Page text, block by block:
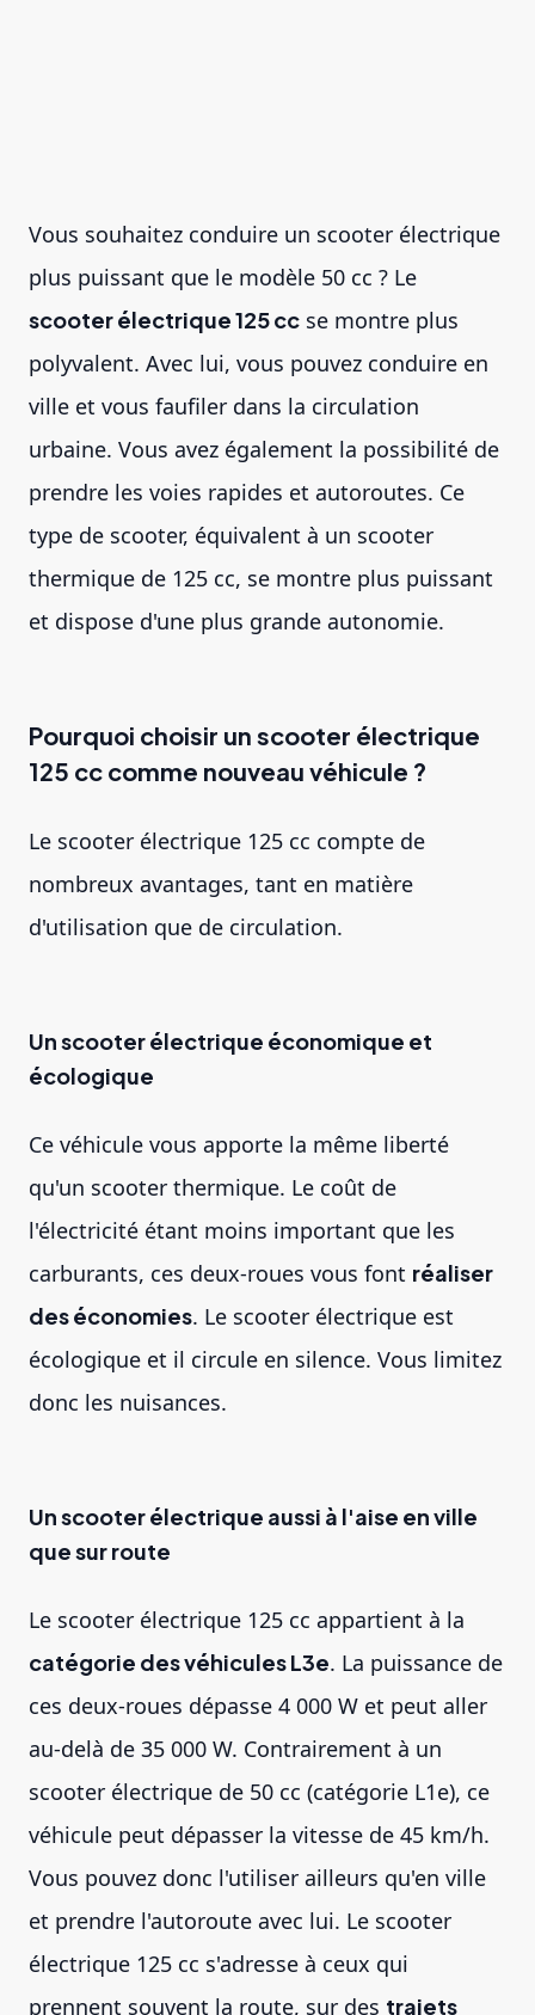
Vous souhaitez conduire un scooter électrique
plus puissant que le modèle 50 cc ? Le
scooter électrique 125 cc se montre plus
polyvalent. Avec lui, vous pouvez conduire en
ville et vous faufiler dans la circulation
urbaine. Vous avez également la possibilité de
prendre les voies rapides et autoroutes. Ce
type de scooter, équivalent à un scooter
thermique de 125 cc, se montre plus puissant
et dispose d'une plus grande autonomie.
Pourquoi choisir un scooter électrique
125 cc comme nouveau véhicule ?
Le scooter électrique 125 cc compte de
nombreux avantages, tant en matière
d'utilisation que de circulation.
Un scooter électrique économique et
écologique
Ce véhicule vous apporte la même liberté
qu'un scooter thermique. Le coût de
l'électricité étant moins important que les
carburants, ces deux-roues vous font réaliser
des économies. Le scooter électrique est
écologique et il circule en silence. Vous limitez
donc les nuisances.
Un scooter électrique aussi à l'aise en ville
que sur route
Le scooter électrique 125 cc appartient à la
catégorie des véhicules L3e. La puissance de
ces deux-roues dépasse 4 000 W et peut aller
au-delà de 35 000 W. Contrairement à un
scooter électrique de 50 cc (catégorie L1e), ce
véhicule peut dépasser la vitesse de 45 km/h.
Vous pouvez donc l'utiliser ailleurs qu'en ville
et prendre l'autoroute avec lui. Le scooter
électrique 125 cc s'adresse à ceux qui
prennent souvent la route, sur des trajets